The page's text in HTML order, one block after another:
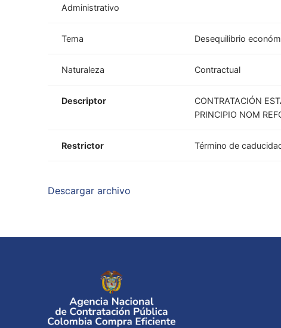
Administrativo
Tema Desequilibrio
Naturaleza Contractual
Descriptor
CONTRATACIÓN
PRINCIPIO NOM
Restrictor Término de
Descargar archivo